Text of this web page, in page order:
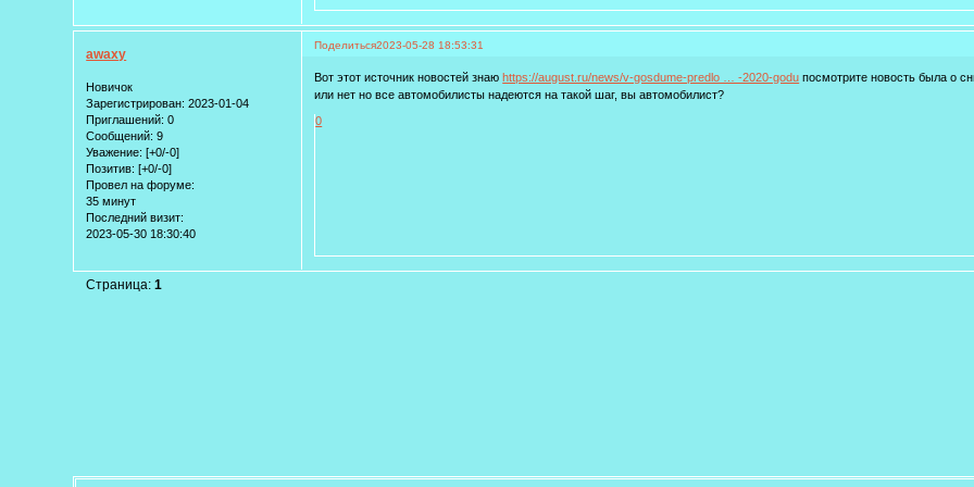
Поделиться2023-05-28 18:53:31
awaxy
Новичок
Зарегистрирован: 2023-01-04
Приглашений: 0
Сообщений: 9
Уважение: [+0/-0]
Позитив: [+0/-0]
Провел на форуме:
35 минут
Последний визит:
2023-05-30 18:30:40
Вот этот источник новостей знаюhttps://august.ru/news/v-gosdume-predlo … -2020-godu посмотрите новость была о
или нет но все автомобилисты надеются на такой шаг, вы автомобилист?
0
Страница:1